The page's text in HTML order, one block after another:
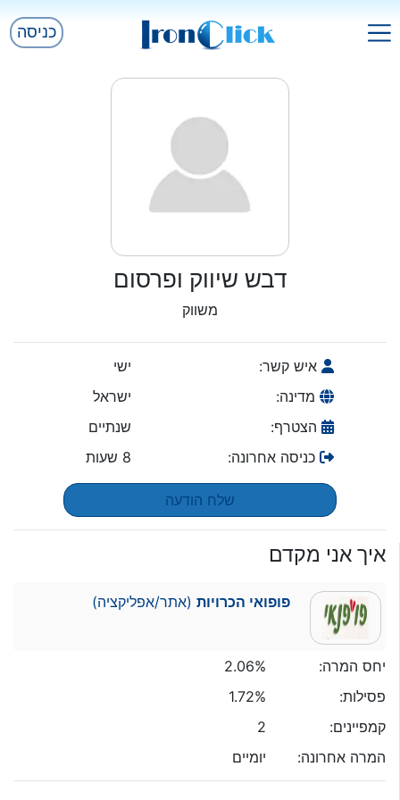
כניסה
דבש שיווק ופרסום
משווק
איש קשר:
ישי
מדינה:
ישראל
הצטרף:
שנתיים
כניסה אחרונה:
8 שעות
שלח הודעה
איך אני מקדם
פופואי הכרויות(אתר/אפליקציה)
יחס המרה:
2.06%
פסילות:
1.72%
קמפיינים:
2
המרה אחרונה:
יומיים